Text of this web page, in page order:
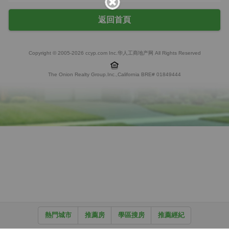
返回首頁
熱門城市 推薦房 學區搜房 推薦經紀
Copyright © 2005-2026 ccyp.com Inc.华人工商地产网 All Rights Reserved
The Onion Realty Group.Inc.,California BRE# 01849444